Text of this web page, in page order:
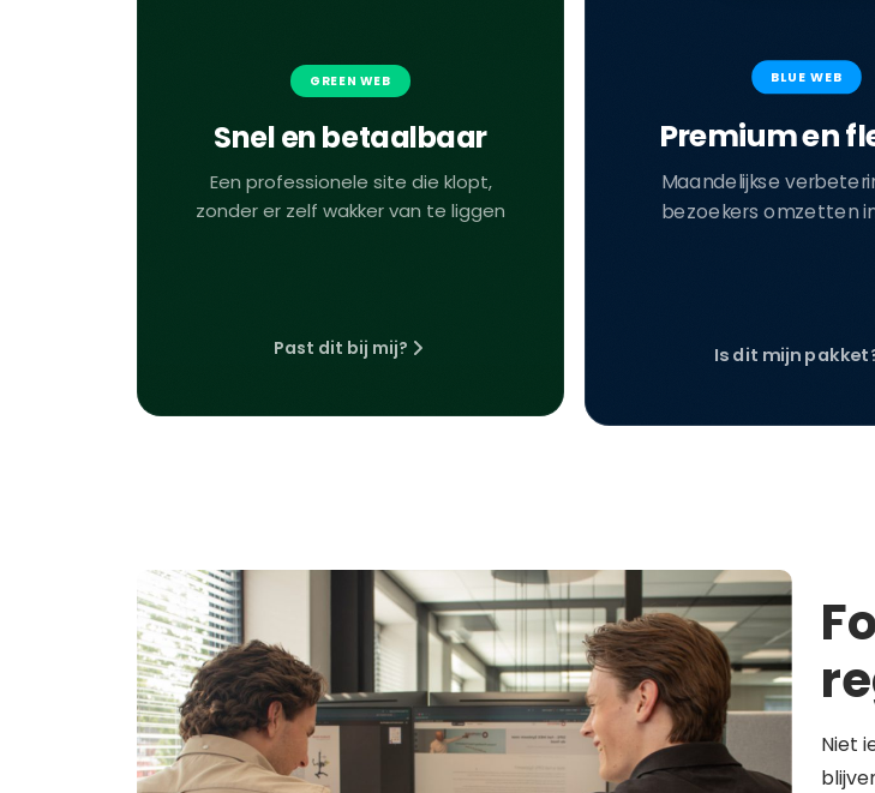
GREEN WEB
Snel en betaalbaar
Een professionele site die klopt,
zonder er zelf wakker van te liggen
Past dit bij mij?
BLUE WEB
Premium en
Maandelijkse
bezoekers omzetten
Is dit mijn
Niet